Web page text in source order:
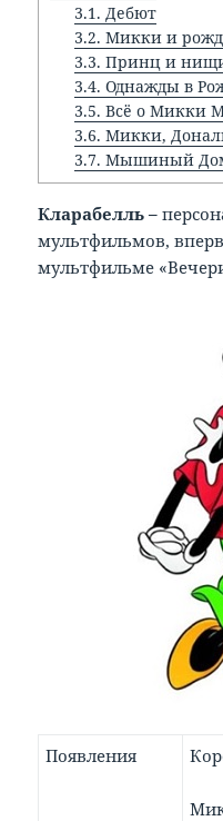
3.1. Дебют
3.2. Микки и
3.3. Принц и
3.4. Однажды в
3.5. Всё о Микки
3.6. Микки,
3.7. Мышиный
Кларабелль –
мультфильмов,
мультфильме
Появления